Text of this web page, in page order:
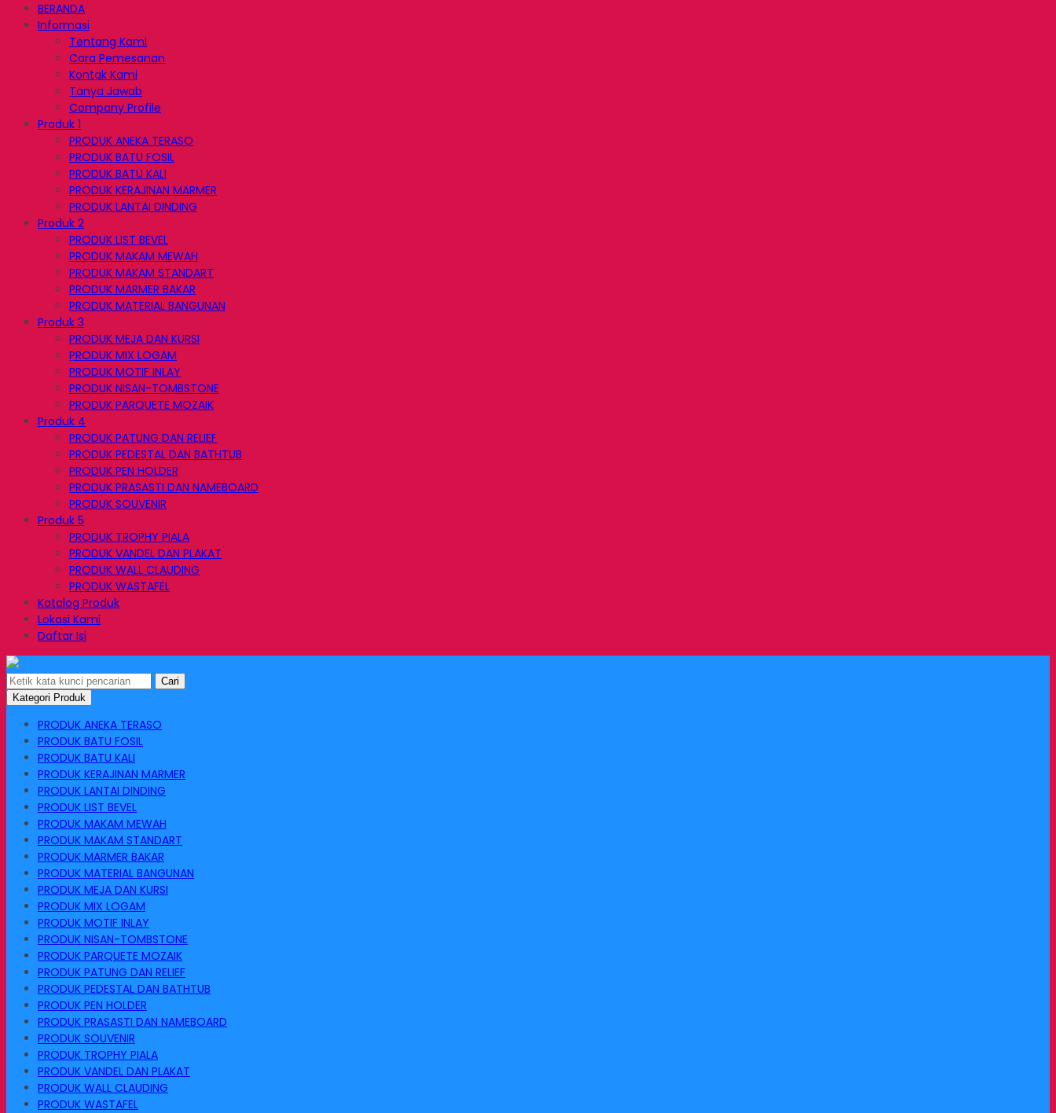
BERANDA
Informasi
Tentang Kami
Cara Pemesanan
Kontak Kami
Tanya Jawab
Company Profile
Produk 1
PRODUK ANEKA TERASO
PRODUK BATU FOSIL
PRODUK BATU KALI
PRODUK KERAJINAN MARMER
PRODUK LANTAI DINDING
Produk 2
PRODUK LIST BEVEL
PRODUK MAKAM MEWAH
PRODUK MAKAM STANDART
PRODUK MARMER BAKAR
PRODUK MATERIAL BANGUNAN
Produk 3
PRODUK MEJA DAN KURSI
PRODUK MIX LOGAM
PRODUK MOTIF INLAY
PRODUK NISAN-TOMBSTONE
PRODUK PARQUETE MOZAIK
Produk 4
PRODUK PATUNG DAN RELIEF
PRODUK PEDESTAL DAN BATHTUB
PRODUK PEN HOLDER
PRODUK PRASASTI DAN NAMEBOARD
PRODUK SOUVENIR
Produk 5
PRODUK TROPHY PIALA
PRODUK VANDEL DAN PLAKAT
PRODUK WALL CLAUDING
PRODUK WASTAFEL
Katalog Produk
Lokasi Kami
Daftar Isi
Cari
Kategori Produk
PRODUK ANEKA TERASO
PRODUK BATU FOSIL
PRODUK BATU KALI
PRODUK KERAJINAN MARMER
PRODUK LANTAI DINDING
PRODUK LIST BEVEL
PRODUK MAKAM MEWAH
PRODUK MAKAM STANDART
PRODUK MARMER BAKAR
PRODUK MATERIAL BANGUNAN
PRODUK MEJA DAN KURSI
PRODUK MIX LOGAM
PRODUK MOTIF INLAY
PRODUK NISAN-TOMBSTONE
PRODUK PARQUETE MOZAIK
PRODUK PATUNG DAN RELIEF
PRODUK PEDESTAL DAN BATHTUB
PRODUK PEN HOLDER
PRODUK PRASASTI DAN NAMEBOARD
PRODUK SOUVENIR
PRODUK TROPHY PIALA
PRODUK VANDEL DAN PLAKAT
PRODUK WALL CLAUDING
PRODUK WASTAFEL